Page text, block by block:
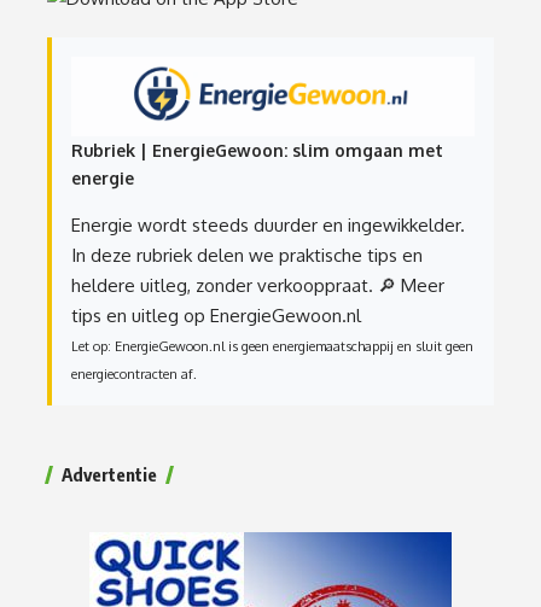
Rubriek | EnergieGewoon: slim omgaan met
energie
Energie wordt steeds duurder en ingewikkelder.
In deze rubriek delen we praktische tips en
heldere uitleg, zonder verkooppraat. 🔎 Meer
tips en uitleg op EnergieGewoon.nl
Let op: EnergieGewoon.nl is geen energiemaatschappij en sluit geen
energiecontracten af.
Advertentie